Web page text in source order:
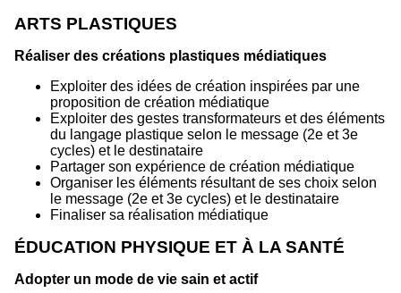
ARTS PLASTIQUES
Réaliser des créations plastiques médiatiques
Exploiter des idées de création inspirées par une
proposition de création médiatique
Exploiter des gestes transformateurs et des éléments
du langage plastique selon le message (2e et 3e
cycles) et le destinataire
Partager son expérience de création médiatique
Organiser les éléments résultant de ses choix selon
le message (2e et 3e cycles) et le destinataire
Finaliser sa réalisation médiatique
ÉDUCATION PHYSIQUE ET À LA SANTÉ
Adopter un mode de vie sain et actif